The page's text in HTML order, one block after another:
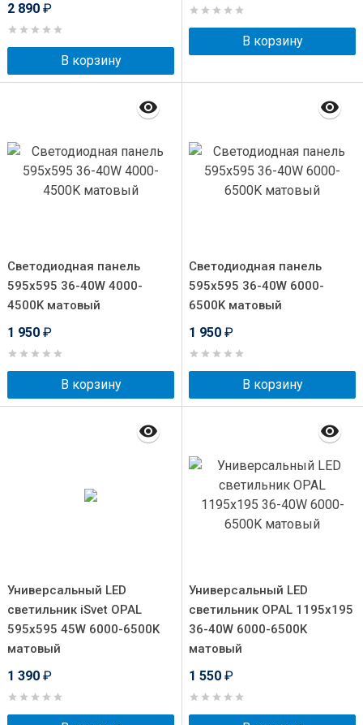
2 890 ₽
В корзину
В корзину
Светодиодная панель
595x595 36-40W 4000-
4500K матовый
1 950 ₽
В корзину
Светодиодная панель
595x595 36-40W 6000-
6500K матовый
1 950 ₽
В корзину
Универсальный LED
светильник iSvet OPAL
595x595 45W 6000-6500K
матовый
1 390 ₽
Универсальный LED
светильник OPAL 1195x195
36-40W 6000-6500K
матовый
1 550 ₽